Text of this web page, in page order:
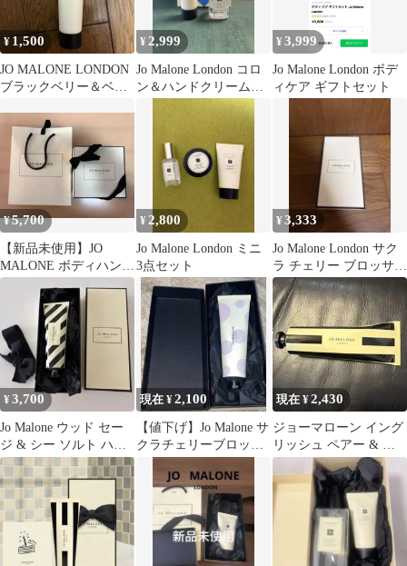
¥ 1,500
JO MALONE LONDON
ブラックベリー＆ベイ
¥ 2,999
Jo Malone London コロ
ン＆ハンドクリームセ
¥3,999
Jo Malone London ボデ
ィケア ギフトセット
¥5,700
【新品未使用】JO
MALONE ボディハンド
ウォッシュ & ハンドク
¥2,800
Jo Malone London ミニ
3点セット
¥3,333
Jo Malone London サク
ラ チェリー ブロッサム
ハンドクリーム
¥3,700
Jo Malone ウッド セー
ジ & シー ソルト ハン
ド クリーム 30ml
現在 ¥2,100
【値下げ】Jo Malone サ
クラチェリーブロッサ
現在 ¥2,430
ジョーマローン イング
リッシュ ペアー & フ
リージア ハンドクリー
ム